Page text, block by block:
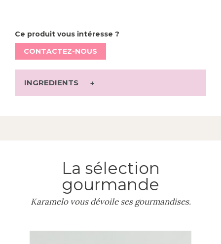
Ce produit vous intéresse ?
CONTACTEZ-NOUS
INGREDIENTS
La sélection
gourmande
Karamelo vous dévoile ses gourmandises.